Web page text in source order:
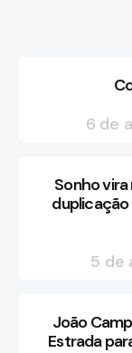
6 de
Sonho
duplicação
5 de
João
Estrada